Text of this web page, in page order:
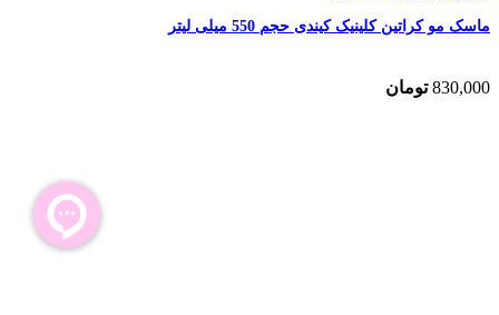
ماسک مو کراتین کلینیک کیندی حجم 550 میلی لیتر
830,000 تومان